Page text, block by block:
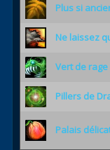
Plus si
Ne laissez
Vert de rage
Pillers de
Palais